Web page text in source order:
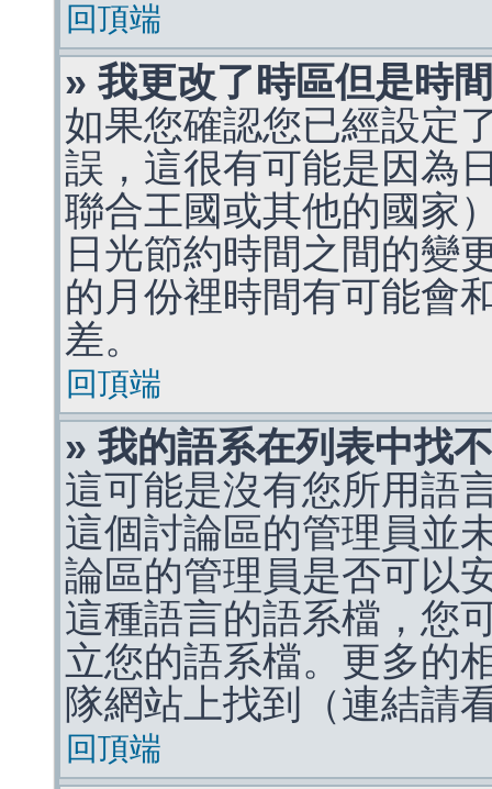
回頂端
» 我更改了時區但是時
如果您確認您已經設定
誤，這很有可能是因為
聯合王國或其他的國家
日光節約時間之間的變
的月份裡時間有可能會
差。
回頂端
» 我的語系在列表中找
這可能是沒有您所用語
這個討論區的管理員並
論區的管理員是否可以
這種語言的語系檔，您
立您的語系檔。更多的
隊網站上找到（連結請
回頂端